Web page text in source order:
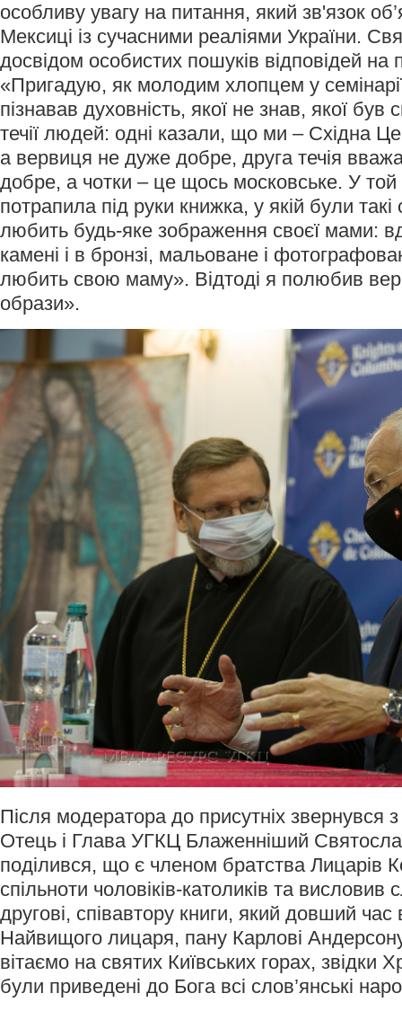
особливу увагу на питання, який зв'язок
Мексиці із сучасними реаліями України.
досвідом особистих пошуків відповідей на
«Пригадую, як молодим хлопцем у
пізнавав духовність, якої не знав, якої був
течії людей: одні казали, що ми – Східна
а вервиця не дуже добре, друга течія
добре, а чотки – це щось московське. У
потрапила під руки книжка, у якій були
любить будь-яке зображення своєї мами:
камені і в бронзі, мальоване і
любить свою маму». Відтоді я полюбив
образи».
Після модератора до присутніх звернувся
Отець і Глава УГКЦ Блаженніший
поділився, що є членом братства Лицарів
спільноти чоловіків-католиків та
другові, співавтору книги, який довший
Найвищого лицаря, пану Карлові
вітаємо на святих Київських горах, звідки
були приведені до Бога всі слов’янські